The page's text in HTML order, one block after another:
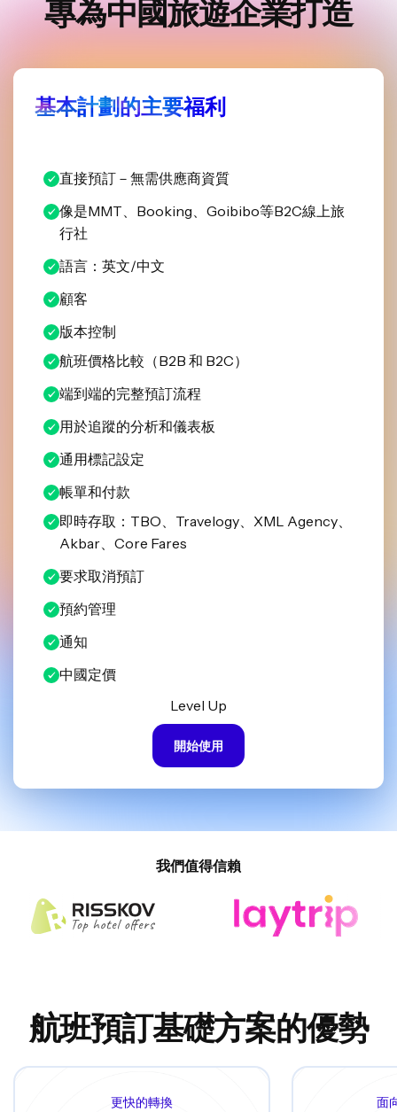
專為中國旅遊企業打造
基本計劃的主要福利
直接預訂－無需供應商資質
像是MMT、Booking、Goibibo等B2C線上旅
行社
語言：英文/中文
顧客
版本控制
航班價格比較（B2B 和 B2C）
端到端的完整預訂流程
用於追蹤的分析和儀表板
通用標記設定
帳單和付款
即時存取：TBO、Travelogy、XML Agency、
Akbar、Core Fares
要求取消預訂
預約管理
通知
中國定價
Level Up
開始使用
我們值得信賴
航班預訂基礎方案的優勢
更快的轉換 面